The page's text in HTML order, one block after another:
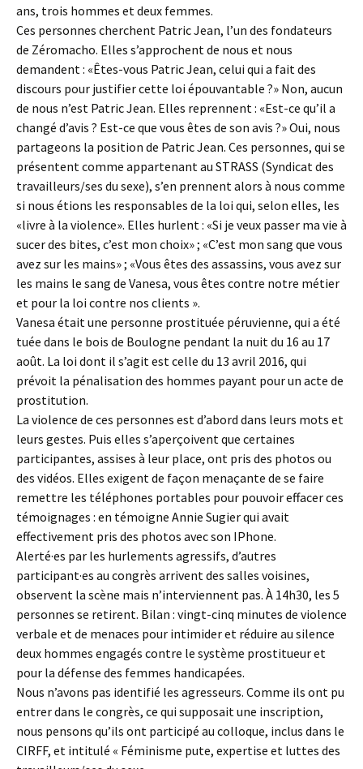
ans, trois hommes et deux femmes.
Ces personnes cherchent Patric Jean, l’un des fondateurs
de Zéromacho. Elles s’approchent de nous et nous
demandent : «Êtes-vous Patric Jean, celui qui a fait des
discours pour justifier cette loi épouvantable ?» Non, aucun
de nous n’est Patric Jean. Elles reprennent : «Est-ce qu’il a
changé d’avis ? Est-ce que vous êtes de son avis ?» Oui, nous
partageons la position de Patric Jean. Ces personnes, qui se
présentent comme appartenant au STRASS (Syndicat des
travailleurs/ses du sexe), s’en prennent alors à nous comme
si nous étions les responsables de la loi qui, selon elles, les
«livre à la violence». Elles hurlent : «Si je veux passer ma vie à
sucer des bites, c’est mon choix» ; «C’est mon sang que vous
avez sur les mains» ; «Vous êtes des assassins, vous avez sur
les mains le sang de Vanesa, vous êtes contre notre métier
et pour la loi contre nos clients ».
Vanesa était une personne prostituée péruvienne, qui a été
tuée dans le bois de Boulogne pendant la nuit du 16 au 17
août. La loi dont il s’agit est celle du 13 avril 2016, qui
prévoit la pénalisation des hommes payant pour un acte de
prostitution.
La violence de ces personnes est d’abord dans leurs mots et
leurs gestes. Puis elles s’aperçoivent que certaines
participantes, assises à leur place, ont pris des photos ou
des vidéos. Elles exigent de façon menaçante de se faire
remettre les téléphones portables pour pouvoir effacer ces
témoignages : en témoigne Annie Sugier qui avait
effectivement pris des photos avec son IPhone.
Alerté·es par les hurlements agressifs, d’autres
participant·es au congrès arrivent des salles voisines,
observent la scène mais n’interviennent pas. À 14h30, les 5
personnes se retirent. Bilan : vingt-cinq minutes de violence
verbale et de menaces pour intimider et réduire au silence
deux hommes engagés contre le système prostitueur et
pour la défense des femmes handicapées.
Nous n’avons pas identifié les agresseurs. Comme ils ont pu
entrer dans le congrès, ce qui supposait une inscription,
nous pensons qu’ils ont participé au colloque, inclus dans le
CIRFF, et intitulé « Féminisme pute, expertise et luttes des